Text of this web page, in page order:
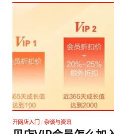
开网店入门 / 杂谈与资讯